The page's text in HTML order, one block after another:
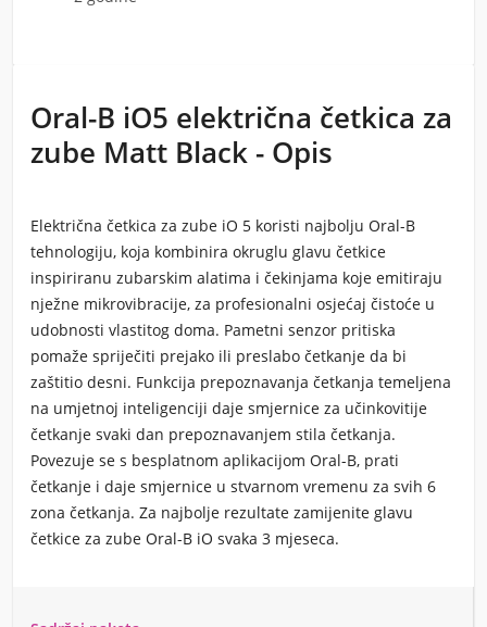
Oral-B iO5 električna četkica za
zube Matt Black - Opis
Električna četkica za zube iO 5 koristi najbolju Oral-B
tehnologiju, koja kombinira okruglu glavu četkice
inspiriranu zubarskim alatima i čekinjama koje emitiraju
nježne mikrovibracije, za profesionalni osjećaj čistoće u
udobnosti vlastitog doma. Pametni senzor pritiska
pomaže spriječiti prejako ili preslabo četkanje da bi
zaštitio desni. Funkcija prepoznavanja četkanja temeljena
na umjetnoj inteligenciji daje smjernice za učinkovitije
četkanje svaki dan prepoznavanjem stila četkanja.
Povezuje se s besplatnom aplikacijom Oral-B, prati
četkanje i daje smjernice u stvarnom vremenu za svih 6
zona četkanja. Za najbolje rezultate zamijenite glavu
četkice za zube Oral-B iO svaka 3 mjeseca.